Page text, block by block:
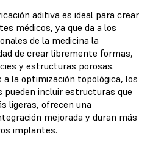
aditiva es ideal para crear
médicos, ya que da a los
de la medicina la
de crear libremente formas,
y estructuras porosas.
a la optimización topológica, los
pueden incluir estructuras que
ligeras, ofrecen una
mejorada y duran más
implantes.